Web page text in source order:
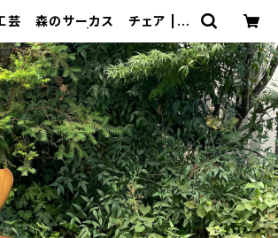
芸 森のサーカス チェア | ト
リサイクルショップ・古着